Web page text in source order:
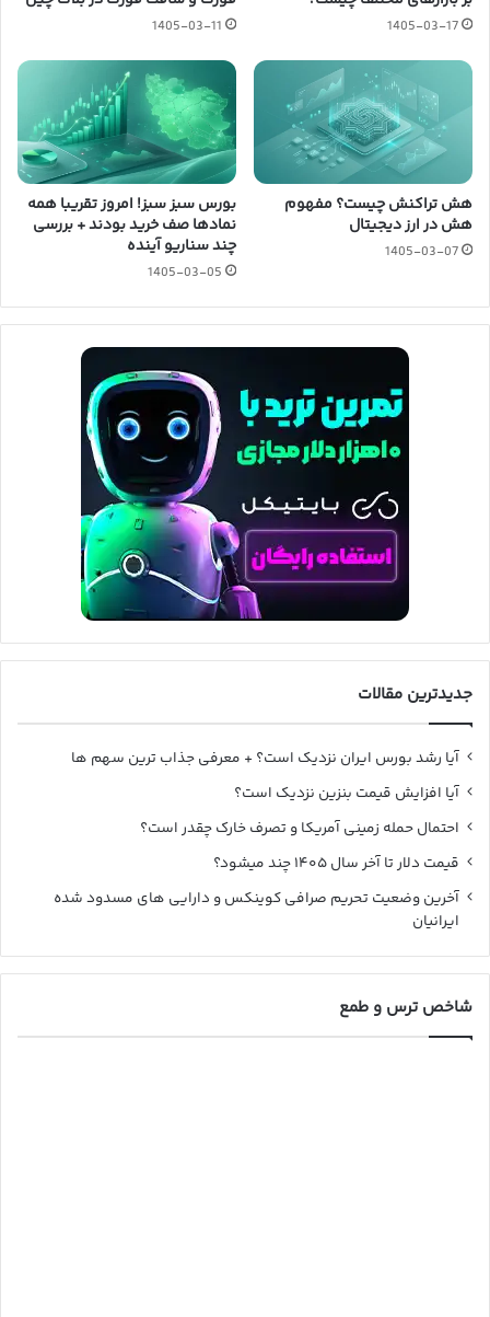
1405-03-17
1405-03-11
هش تراکنش چیست؟ مفهوم
هش در ارز دیجیتال
1405-03-07
بورس سبز سبز! امروز تقریبا همه
نمادها صف خرید بودند + بررسی
چند سناریو آینده
1405-03-05
جدیدترین مقالات
آیا رشد بورس ایران نزدیک است؟ + معرفی جذاب ترین سهم ها
آیا افزایش قیمت بنزین نزدیک است؟
احتمال حمله زمینی آمریکا و تصرف خارک چقدر است؟
قیمت دلار تا آخر سال ۱۴۰۵ چند میشود؟
آخرین وضعیت تحریم صرافی کوینکس و دارایی های مسدود شده
ایرانیان
شاخص ترس و طمع